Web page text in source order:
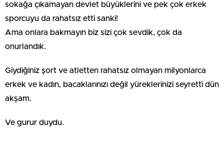
sokağa çıkamayan devlet büyüklerini ve pek çok erkek
sporcuyu da rahatsız etti sanki!
Ama onlara bakmayın biz sizi çok sevdik, çok da
onurlandık.
Giydiğiniz şort ve atletten rahatsız olmayan milyonlarca
erkek ve kadın, bacaklarınızı değil yüreklerinizi seyretti dün
akşam.
Ve gurur duydu.